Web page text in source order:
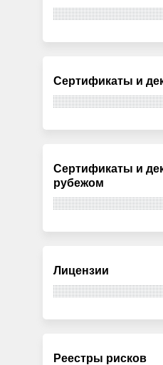
Сертификаты и
Сертификаты и
рубежом
Лицензии
Реестры рисков